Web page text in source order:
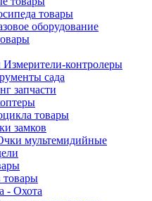
товары
оборудование
Измерители-контролеры
сада
запчасти
товары
замков
мультемидийные
товары
- Охота